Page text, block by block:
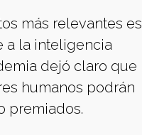
más relevantes es
a la inteligencia
dejó claro que
humanos podrán
premiados.